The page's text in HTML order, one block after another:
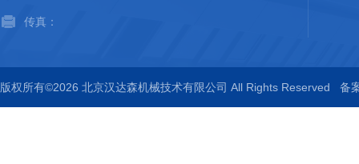
传真：
版权所有©2026 北京汉达森机械技术有限公司 All Rights Reserved 备